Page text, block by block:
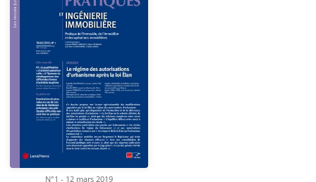
N°1 - 12 mars 2019